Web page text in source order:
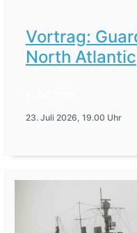
Vortrag:
North Atlantic
23. Juli 2026, 19.00 Uhr